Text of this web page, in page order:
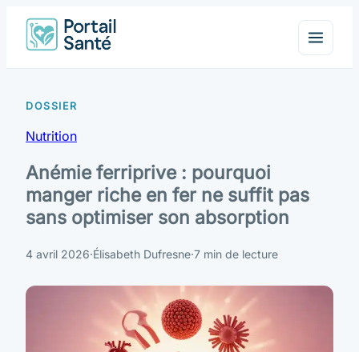
Nutrition
Anémie ferriprive : pourquoi
manger riche en fer ne suffit pas
sans optimiser son absorption
4 avril 2026·Élisabeth Dufresne·7 min de lecture